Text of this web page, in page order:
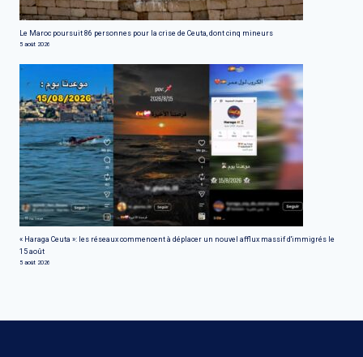
Le Maroc poursuit 86 personnes pour la crise de Ceuta, dont cinq mineurs
5 août 2026
« Haraga Ceuta »: les réseaux commencent à déplacer un nouvel afflux massif d'immigrés le
15 août
5 août 2026